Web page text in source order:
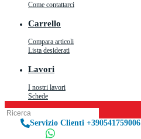
Come contattarci
Carrello
Compara articoli
Lista desiderati
Lavori
I nostri lavori
Schede
Servizio Clienti +390541759006